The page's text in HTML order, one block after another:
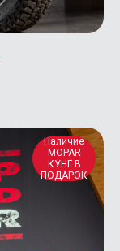
Наличие
MOPAR
КУНГ В
ПОДАРОК